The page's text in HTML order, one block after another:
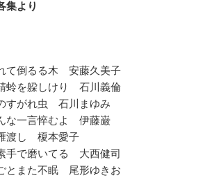
より
て倒るる木 安藤久美子
蛉を躱しけり 石川義倫
すがれ虫 石川まゆみ
な一言悴むよ 伊藤巌
渡し 榎本愛子
手で磨いてる 大西健司
とまた不眠 尾形ゆきお